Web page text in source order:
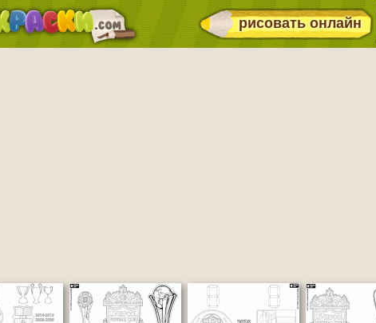
рисовать онлайн